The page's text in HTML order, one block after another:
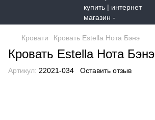
Кровати Кровать Estella Нота Бэнэ
Кровать Estella Нота Бэнэ
Артикул: 22021-034 Оставить отзыв